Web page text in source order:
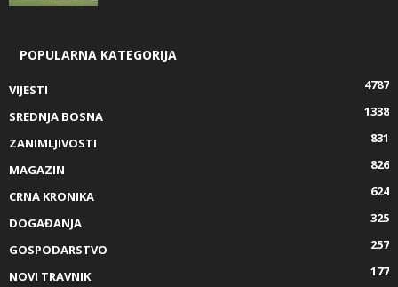
POPULARNA KATEGORIJA
VIJESTI
4787
SREDNJA BOSNA
1338
ZANIMLJIVOSTI
831
MAGAZIN
826
CRNA KRONIKA
624
DOGAĐANJA
325
GOSPODARSTVO
257
NOVI TRAVNIK
177